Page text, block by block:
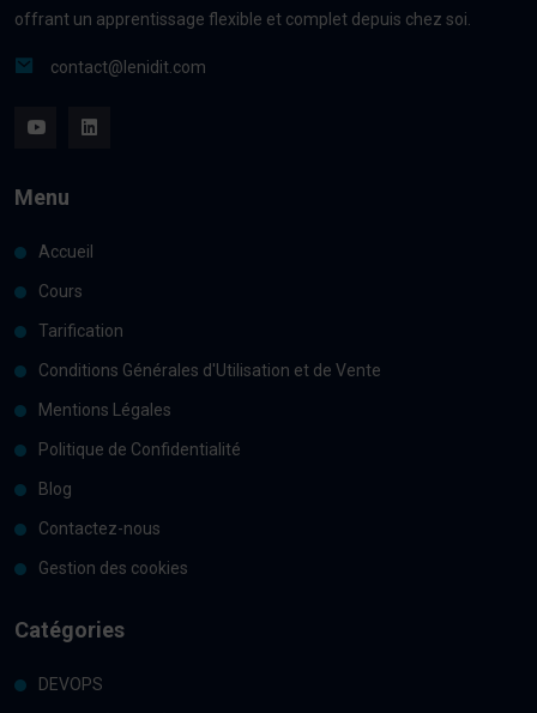
offrant un apprentissage flexible et complet depuis chez soi.
contact@lenidit.com
Menu
Accueil
Cours
Tarification
Conditions Générales d'Utilisation et de Vente
Mentions Légales
Politique de Confidentialité
Blog
Contactez-nous
Gestion des cookies
Catégories
DEVOPS